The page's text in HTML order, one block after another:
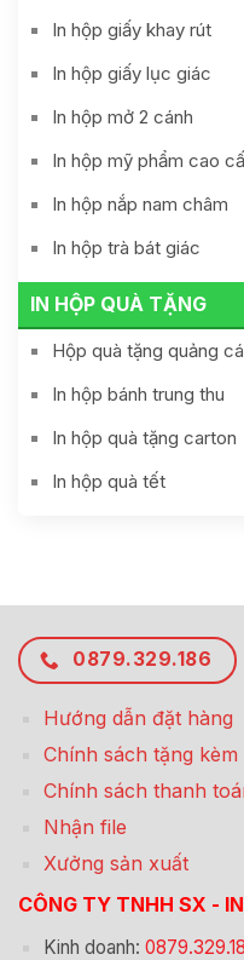
In hộp giấy khay rút
In hộp giấy lục giác
In hộp mở 2 cánh
In hộp mỹ phẩm cao
In hộp nắp nam châm
In hộp trà bát giác
IN HỘP QUÀ TẶNG
Hộp quà tặng quảng
In hộp bánh trung thu
In hộp quà tặng carton
In hộp quà tết
0879.329.186
Hướng dẫn đặt hàng
Chính sách tặng kèm
Chính sách thanh
Nhận file
Xưởng sản xuất
CÔNG TY TNHH SX -
Kinh doanh: